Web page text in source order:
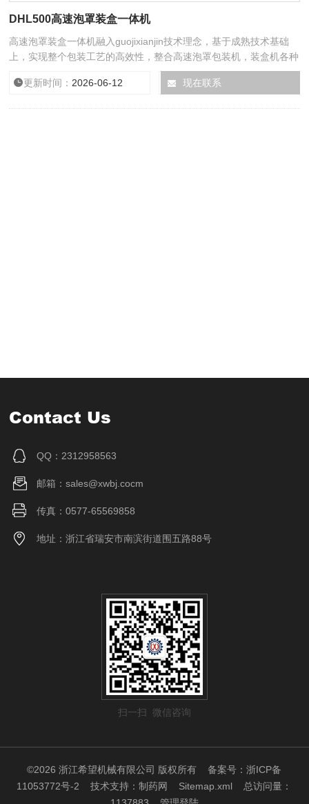
DHL500高速泡罩装盒一体机
高速泡罩装盒一体机融入guojixianjin技术理念，基于成熟技术基础
上，实现整个包装工艺的高效性，整合高速泡罩包装机，装盒机各种
优势，高速生产同时，保证快速更换模具及同种规格实现（1-3）板/
盒，人性化切换模式，省时省力。
更新时间： 2026-06-12 浏览次数：
现在联系
Contact Us
QQ：2312958563
邮箱：sales@xwbj.cocm
传真：0577-65569858
地址：浙江省瑞安市南滨街道围五路88号
扫一扫 微信咨询
©2026 浙江希望机械有限公司 版权所有备案号：浙ICP备
11053772号-2 技术支持：制药网 Sitemap.xml 总访问量：